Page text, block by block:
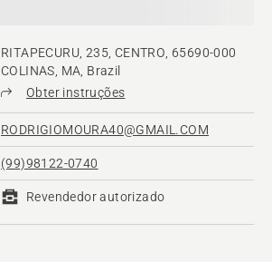
RITAPECURU, 235, CENTRO, 65690-000
COLINAS, MA, Brazil
Obter instruções
RODRIGIOMOURA40@GMAIL.COM
(99)98122-0740
Revendedor autorizado